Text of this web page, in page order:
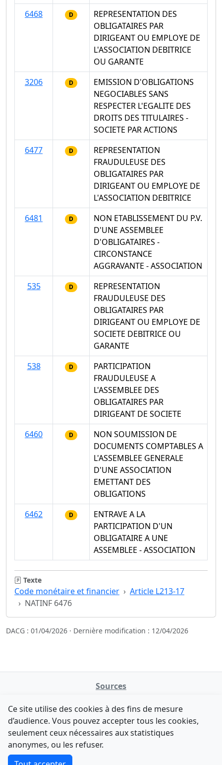
6468
D
REPRESENTATION DES
OBLIGATAIRES PAR
DIRIGEANT OU EMPLOYE DE
L'ASSOCIATION DEBITRICE
OU GARANTE
3206
D
EMISSION D'OBLIGATIONS
NEGOCIABLES SANS
RESPECTER L'EGALITE DES
DROITS DES TITULAIRES -
SOCIETE PAR ACTIONS
6477
D
REPRESENTATION
FRAUDULEUSE DES
OBLIGATAIRES PAR
DIRIGEANT OU EMPLOYE DE
L'ASSOCIATION DEBITRICE
6481
D
NON ETABLISSEMENT DU P.V.
D'UNE ASSEMBLEE
D'OBLIGATAIRES -
CIRCONSTANCE
AGGRAVANTE - ASSOCIATION
535
D
REPRESENTATION
FRAUDULEUSE DES
OBLIGATAIRES PAR
DIRIGEANT OU EMPLOYE DE
SOCIETE DEBITRICE OU
GARANTE
538
D
PARTICIPATION
FRAUDULEUSE A
L'ASSEMBLEE DES
OBLIGATAIRES PAR
DIRIGEANT DE SOCIETE
6460
D
NON SOUMISSION DE
DOCUMENTS COMPTABLES A
L'ASSEMBLEE GENERALE
D'UNE ASSOCIATION
EMETTANT DES
OBLIGATIONS
6462
D
ENTRAVE A LA
PARTICIPATION D'UN
OBLIGATAIRE A UNE
ASSEMBLEE - ASSOCIATION
Texte
Code monétaire et financier
Article L213-17
NATINF 6476
DACG : 01/04/2026 · Dernière modification : 12/04/2026
Sources
data.gouv.fr
Legifrance - API
Contact
F-Droid·App Store
Comment avez-vous découvert NATINFo ?
Une courte réponse suffit (500 caractères max).
Ce site utilise des cookies à des fins de mesure
d’audience. Vous pouvez accepter tous les cookies,
seulement ceux nécessaires aux statistiques
anonymes, ou les refuser.